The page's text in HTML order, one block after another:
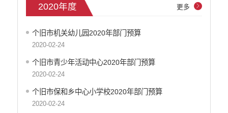
养老服务
重大建设项目
社会救助
食品药品监管
安全生产
司法信息
2020年度
个旧市机关幼儿园2020年部门预算
2020-02-24
个旧市青少年活动中心2020年部门预算
2020-02-24
个旧市保和乡中心小学校2020年部门预算
2020-02-24
更多